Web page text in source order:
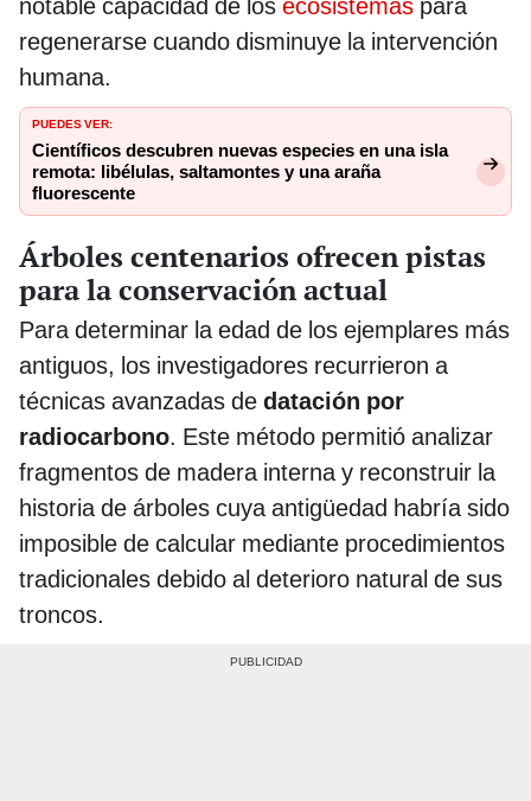
notable capacidad de los ecosistemas para
regenerarse cuando disminuye la intervención
humana.
PUEDES VER:
Científicos descubren nuevas especies en una isla
remota: libélulas, saltamontes y una araña
fluorescente
Árboles centenarios ofrecen pistas
para la conservación actual
Para determinar la edad de los ejemplares más
antiguos, los investigadores recurrieron a
técnicas avanzadas de datación por
radiocarbono. Este método permitió analizar
fragmentos de madera interna y reconstruir la
historia de árboles cuya antigüedad habría sido
imposible de calcular mediante procedimientos
tradicionales debido al deterioro natural de sus
troncos.